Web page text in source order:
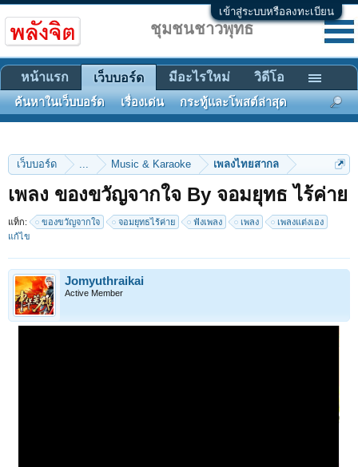
เข้าสู่ระบบหรือลงทะเบียน
เว็บบอร์ด ... Music & Karaoke เพลงไทยสากล
เพลง ของขวัญจากใจ By จอมยุทธ ไร้ค่าย
แท็ก: ของขวัญจากใจ จอมยุทธไร้ค่าย ฟังเพลง เพลง
เพลงแต่งเอง
แก้ไข
Jomyuthraikai
Active Member
ชุมชนชาวพุทธ
หน้าแรก เว็บบอร์ด
ค้นหาในเว็บบอร์ด เรื่องเด่น กระทู้และโพสต์ล่าสุด
มีอะไรใหม่ วิดีโอ